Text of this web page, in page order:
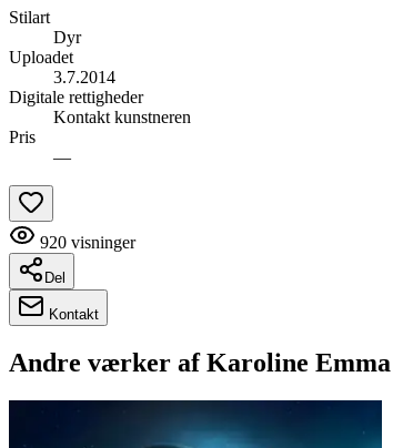
Stilart
Dyr
Uploadet
3.7.2014
Digitale rettigheder
Kontakt kunstneren
Pris
—
920 visninger
Del
Kontakt
Andre værker afKaroline Emma